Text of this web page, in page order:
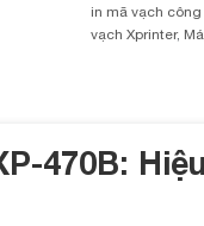
in mã vạch
vạch Xprinter,
470B: